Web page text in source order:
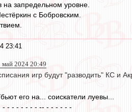
на запредельном уровне.
с Бобровским.
23:41
2024 20:49
игр будут "разводить" КС и
его на... соискатели луевы...
- - - - - - - -- - - - - - -